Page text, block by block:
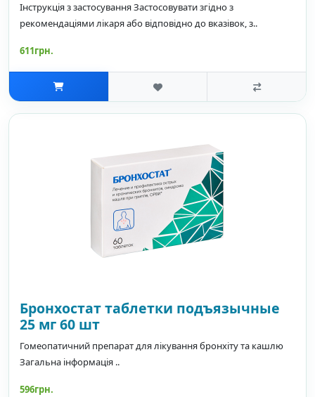
Інструкція з застосування Застосовувати згідно з
рекомендаціями лікаря або відповідно до вказівок, з..
611грн.
Бронхостат таблетки подъязычные
25 мг 60 шт
Гомеопатичний препарат для лікування бронхіту та кашлю
Загальна інформація ..
596грн.